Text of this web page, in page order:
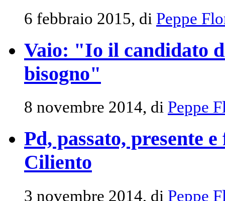
6 febbraio 2015, di Peppe
Vaio: "Io il candidato
bisogno"
8 novembre 2014, di Peppe
Pd, passato, presente
Ciliento
3 novembre 2014, di Peppe